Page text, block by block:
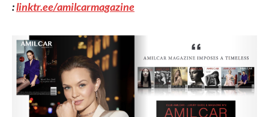
:linktr.ee/amilcarmagazine